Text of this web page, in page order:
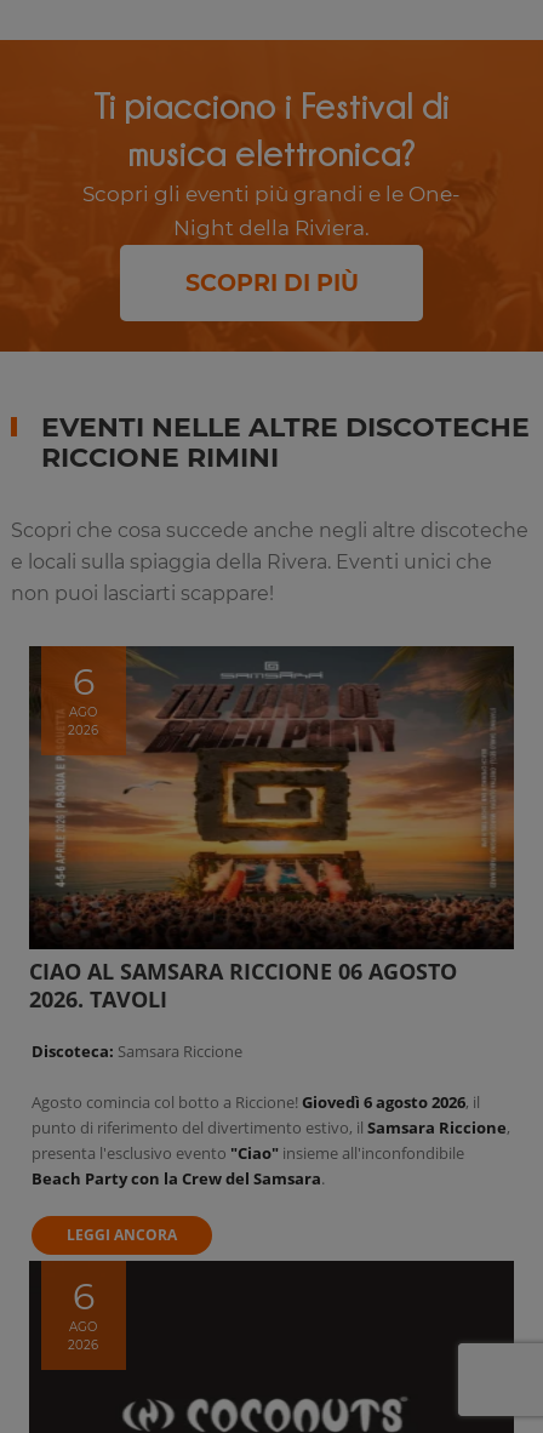
Ti piacciono i Festival di
musica elettronica?
Scopri gli eventi più grandi e le One-
Night della Riviera.
SCOPRI DI PIÙ
EVENTI NELLE ALTRE DISCOTECHE
RICCIONE RIMINI
Scopri che cosa succede anche negli altre discoteche
e locali sulla spiaggia della Rivera. Eventi unici che
non puoi lasciarti scappare!
6
AGO
2026
CIAO AL SAMSARA RICCIONE 06 AGOSTO
2026. TAVOLI
Discoteca: Samsara Riccione
Agosto comincia col botto a Riccione!Giovedì 6 agosto 2026, il
punto di riferimento del divertimento estivo, il Samsara Riccione,
presenta l'esclusivo evento "Ciao"insieme all'inconfondibile
Beach Party con la Crew del Samsara.
LEGGI ANCORA
6
AGO
2026